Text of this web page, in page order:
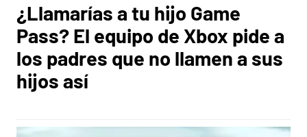
¿Llamarías a tu hijo Game
Pass? El equipo de Xbox pide a
los padres que no llamen a sus
hijos así